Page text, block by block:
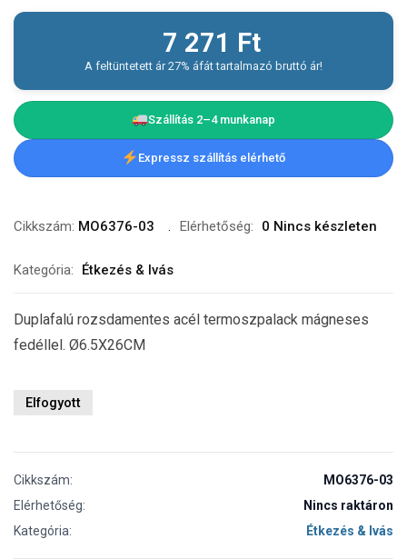
7 271 Ft
A feltüntetett ár 27% áfát tartalmazó bruttó ár!
Szállítás 2–4 munkanap
Expressz szállítás elérhető
Cikkszám: MO6376-03 Elérhetőség: 0 Nincs készleten
Kategória: Étkezés & Ivás
Duplafalú rozsdamentes acél termoszpalack mágneses
fedéllel. Ø6.5X26CM
Elfogyott
Cikkszám:
MO6376-03
Elérhetőség:
Nincs raktáron
Kategória:
Étkezés & Ivás